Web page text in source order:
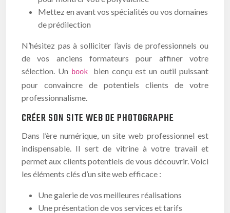
Mettez en avant vos spécialités ou vos domaines
de prédilection
N’hésitez pas à solliciter l’avis de professionnels ou
de vos anciens formateurs pour affiner votre
sélection. Un book bien conçu est un outil puissant
pour convaincre de potentiels clients de votre
professionnalisme.
CRÉER SON SITE WEB DE PHOTOGRAPHE
Dans l’ère numérique, un site web professionnel est
indispensable. Il sert de vitrine à votre travail et
permet aux clients potentiels de vous découvrir. Voici
les éléments clés d’un site web efficace :
Une galerie de vos meilleures réalisations
Une présentation de vos services et tarifs